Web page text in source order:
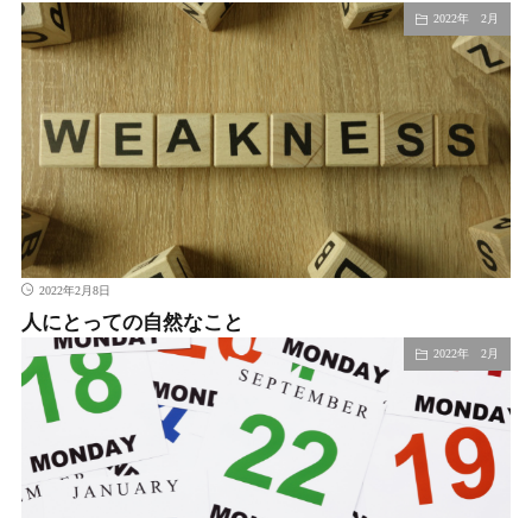
2022年 2月
2022年2月8日
人にとっての自然なこと
2022年 2月